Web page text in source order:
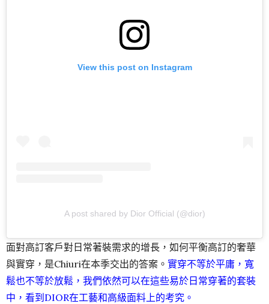
View this post on Instagram
A post shared by Dior Official (@dior)
面對高訂客戶對日常著裝需求的增長，如何平衡高訂的奢華
與實穿，是Chiuri在本季交出的答案。 實穿不等於平庸，寬
鬆也不等於放鬆，我們依然可以在這些易於日常穿著的套裝
中，看到DIOR在工藝和高級面料上的考究。